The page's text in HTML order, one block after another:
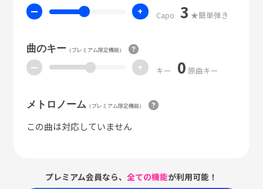
ー + Capo 3 ★簡単弾き
曲のキー（プレミアム限定機能）
ー + キー 0 原曲キー
メトロノーム （プレミアム限定機能）
この曲は対応していません
プレミアム会員なら、全ての機能が利用可能！